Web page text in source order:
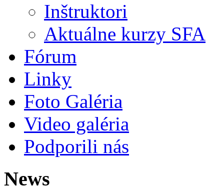
Inštruktori
Aktuálne kurzy SFA
Fórum
Linky
Foto Galéria
Video galéria
Podporili nás
News